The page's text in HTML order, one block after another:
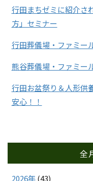
行田まちゼミに紹介さ
方」セミナー
行田葬儀場・ファミー
熊谷葬儀場・ファミー
行田お盆祭り＆人形供
安心！！
全
2026年(43)